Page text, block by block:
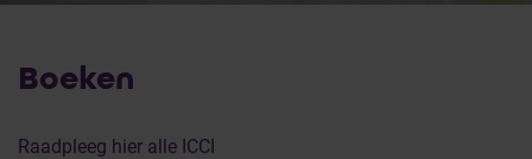
Boeken
Raadpleeg hier alle ICCI